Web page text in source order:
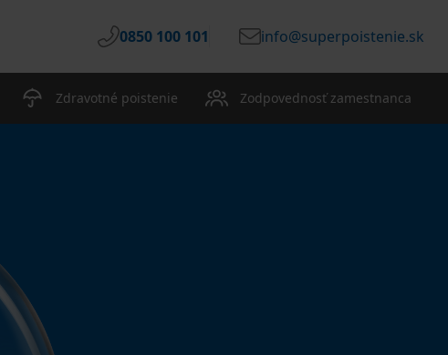
0850 100 101 info@superpoistenie.sk
Zdravotné poistenie Zodpovednosť zamestnanca